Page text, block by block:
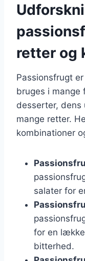
retter og
Passionsfrugt
bruges i mange
desserter, dens
mange retter.
kombinationer
salater for
for en
bitterhed.